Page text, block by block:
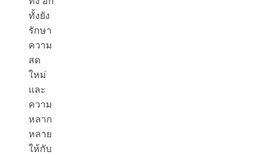
ทั้งยัง
รักษา
ความ
สด
ใหม่
และ
ความ
หลาก
หลาย
ให้กับ